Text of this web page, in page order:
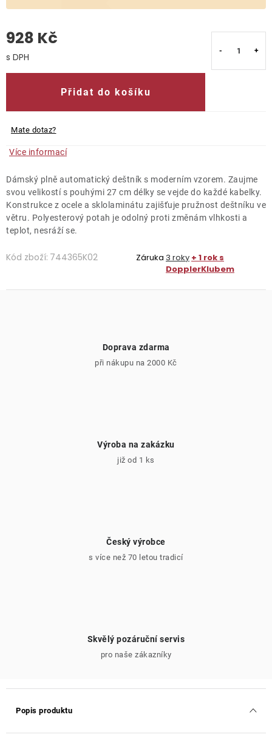
928 Kč
Přidat do košíku
Mate dotaz?
Více informací
Dámský plně automatický deštník s moderním vzorem. Zaujme
svou velikostí s pouhými 27 cm délky se vejde do každé kabelky.
Konstrukce z ocele a sklolaminátu zajišťuje pružnost deštníku ve
větru. Polyesterový potah je odolný proti změnám vlhkosti a
teplot, nesráží se.
Kód zboží: 744365K02 Záruka 3 roky + 1 rok s
DopplerKlubem
Doprava zdarma
při nákupu na 2000 Kč
Výroba na zakázku
již od 1 ks
Český výrobce
s více než 70 letou tradicí
Skvělý pozáruční servis
pro naše zákazníky
Popis produktu